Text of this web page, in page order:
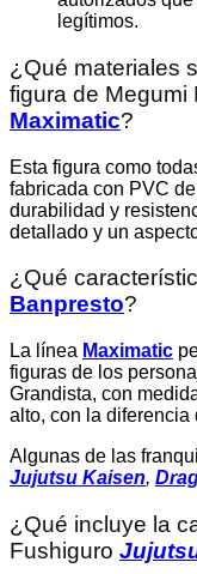
legítimos.
¿Qué materiales
figura de Megumi
Maximatic?
Esta figura como
fabricada con PVC
durabilidad y
detallado y un
¿Qué
Banpresto?
La línea Maximatic
figuras de los
Grandista, con
alto, con la diferencia
Algunas de las
Jujutsu Kaisen,
¿Qué incluye la
Fushiguro